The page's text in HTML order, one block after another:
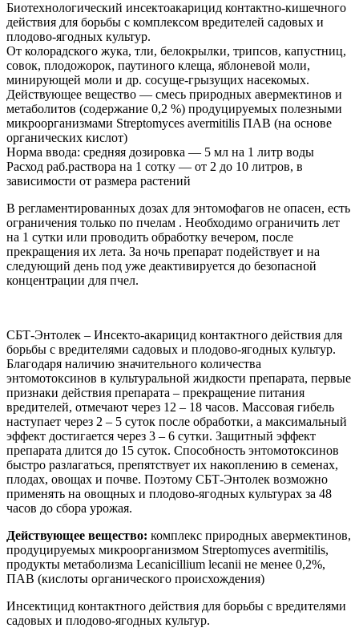
Биотехнологический инсектоакарицид контактно-кишечного
действия для борьбы с комплексом вредителей садовых и
плодово-ягодных культур.
От колорадского жука, тли, белокрылки, трипсов, капустниц,
совок, плодожорок, паутиного клеща, яблоневой моли,
минирующей моли и др. сосуще-грызущих насекомых.
Действующее вещество — смесь природных авермектинов и
метаболитов (содержание 0,2 %) продуцируемых полезными
микроорганизмами Streptomyces avermitilis ПАВ (на основе
органических кислот)
Норма ввода: средняя дозировка — 5 мл на 1 литр воды
Расход раб.раствора на 1 сотку — от 2 до 10 литров, в
зависимости от размера растений
В регламентированных дозах для энтомофагов не опасен, есть
ограничения только по пчелам . Необходимо ограничить лет
на 1 сутки или проводить обработку вечером, после
прекращения их лета. За ночь препарат подействует и на
следующий день под уже деактивируется до безопасной
концентрации для пчел.
СБТ-Энтолек – Инсекто-акарицид контактного действия для
борьбы с вредителями садовых и плодово-ягодных культур.
Благодаря наличию значительного количества
энтомотоксинов в культуральной жидкости препарата, первые
признаки действия препарата – прекращение питания
вредителей, отмечают через 12 – 18 часов. Массовая гибель
наступает через 2 – 5 суток после обработки, а максимальный
эффект достигается через 3 – 6 сутки. Защитный эффект
препарата длится до 15 суток. Способность энтомотоксинов
быстро разлагаться, препятствует их накоплению в семенах,
плодах, овощах и почве. Поэтому СБТ-Энтолек возможно
применять на овощных и плодово-ягодных культурах за 48
часов до сбора урожая.
Действующее вещество: комплекс природных авермектинов,
продуцируемых микроорганизмом Streptomyces avermitilis,
продукты метаболизма Lecanicillium lecanii не менее 0,2%,
ПАВ (кислоты органического происхождения)
Инсектицид контактного действия для борьбы с вредителями
садовых и плодово-ягодных культур.